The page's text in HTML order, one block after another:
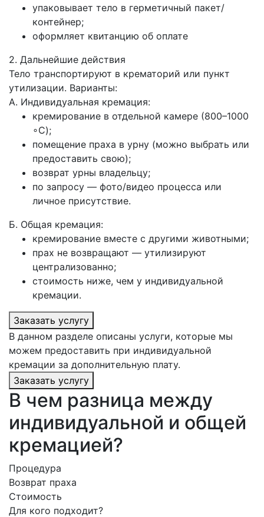
упаковывает тело в герметичный пакет/
контейнер;
оформляет квитанцию об оплате
2. Дальнейшие действия
Тело транспортируют в крематорий или пункт
утилизации. Варианты:
А. Индивидуальная кремация:
кремирование в отдельной камере (800–1000
∘C);
помещение праха в урну (можно выбрать или
предоставить свою);
возврат урны владельцу;
по запросу — фото/видео процесса или
личное присутствие.
Б. Общая кремация:
кремирование вместе с другими животными;
прах не возвращают — утилизируют
централизованно;
стоимость ниже, чем у индивидуальной
кремации.
Заказать услугу
В данном разделе описаны услуги, которые мы
можем предоставить при индивидуальной
кремации за дополнительную плату.
Заказать услугу
В чем разница между
индивидуальной и общей
кремацией?
Процедура
Возврат праха
Стоимость
Для кого подходит?